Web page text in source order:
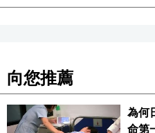
向您推薦
為何
命第